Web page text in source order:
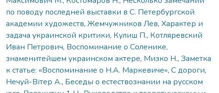
по поводу последней выставки в С. Петербургской
академии художеств, Жемчужников Лев, Характер и
задача украинской критики, Кулиш П., Котляревский
Иван Петрович, Воспоминание о Соленике,
знаменитейшем украинском актере, Мизко Н., Заметка
к статье: «Воспоминание о Н.А. Маркевиче», С дороги,
Нечуй-Вітер А., Беседы о естествознании на русском